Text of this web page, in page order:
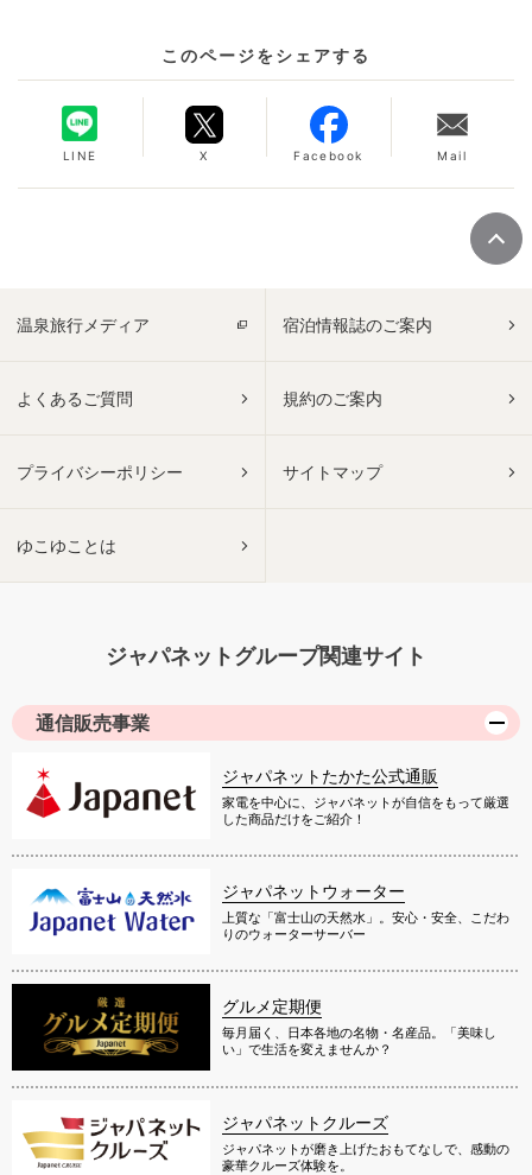
このページをシェアする
LINE X Facebook Mail
温泉旅行メディア 宿泊情報誌のご案内
よくあるご質問 規約のご案内
プライバシーポリシー サイトマップ
ゆこゆことは
ジャパネットグループ関連サイト
通信販売事業
ジャパネットたかた公式通販
家電を中心に、ジャパネットが自信をもって厳選
した商品だけをご紹介！
ジャパネットウォーター
上質な「富士山の天然水」。安心・安全、こだわ
りのウォーターサーバー
グルメ定期便
毎月届く、日本各地の名物・名産品。「美味し
い」で生活を変えませんか？
ジャパネットクルーズ
ジャパネットが磨き上げたおもてなしで、感動の
豪華クルーズ体験を。